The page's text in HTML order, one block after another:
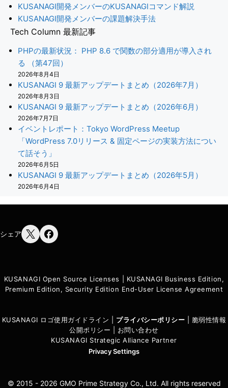
KUSANAGI開発メンバーのKUSANAGIコマンド解説
KUSANAGI開発メンバーの課題解決手法
Tech Column 最新記事
PHPの最新状況： PHP 8.6 で関数の部分適用が導入され
る （第47回）
2026年8月4日
KUSANAGI 9 最新アップデートまとめ（2026年7月）
2026年8月3日
KUSANAGI 9 最新アップデートまとめ（2026年6月）
2026年7月7日
イベントレポート：Tokyo WordPress Meetup
「WordPress 7.0リリース & 固定ページの実装方法につい
て話そう」
2026年6月5日
KUSANAGI 9 最新アップデートまとめ（2026年5月）
2026年6月4日
シェア
KUSANAGI Open Source Licenses
KUSANAGI Business Edition,
Premium Edition, Security Edition End-User License Agreement
KUSANAGI ロゴ使用ガイドライン プライバシーポリシー
脆弱性情報
公開ポリシー
お問い合わせ
KUSANAGI Strategic Alliance Partner
Privacy Settings
© 2015 - 2026 GMO Prime Strategy Co., Ltd. All rights reserved